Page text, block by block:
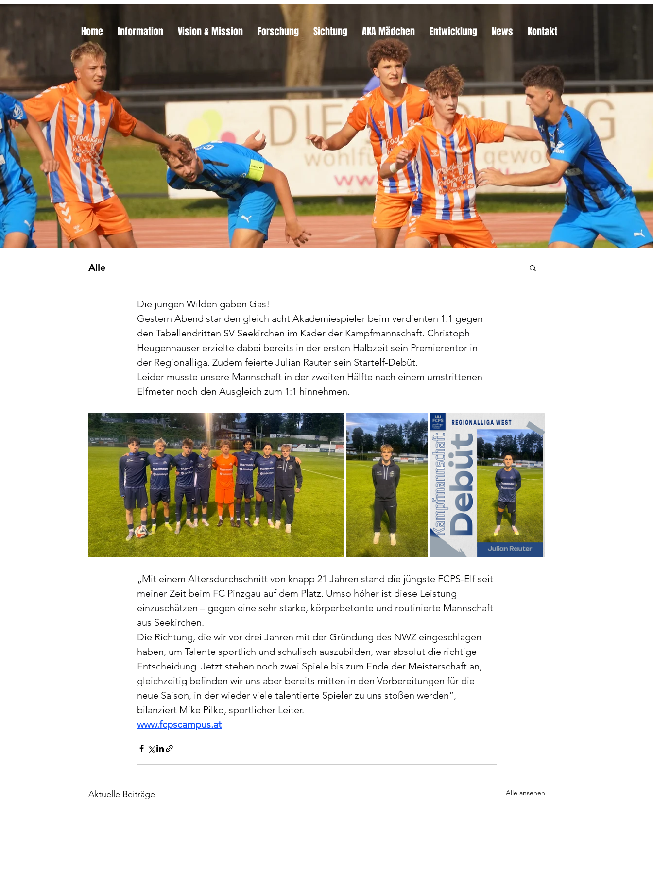
Home Information Vision & Mission Forschung Sichtung AKA Mädchen Entwicklung News Kontakt
Alle
Die jungen Wilden gaben Gas!
Gestern Abend standen gleich acht Akademiespieler beim verdienten 1:1 gegen
den Tabellendritten SV Seekirchen im Kader der Kampfmannschaft. Christoph
Heugenhauser erzielte dabei bereits in der ersten Halbzeit sein Premierentor in
der Regionalliga. Zudem feierte Julian Rauter sein Startelf-Debüt.
Leider musste unsere Mannschaft in der zweiten Hälfte nach einem umstrittenen
Elfmeter noch den Ausgleich zum 1:1 hinnehmen.
„Mit einem Altersdurchschnitt von knapp 21 Jahren stand die jüngste FCPS-Elf seit
meiner Zeit beim FC Pinzgau auf dem Platz. Umso höher ist diese Leistung
einzuschätzen – gegen eine sehr starke, körperbetonte und routinierte Mannschaft
aus Seekirchen.
Die Richtung, die wir vor drei Jahren mit der Gründung des NWZ eingeschlagen
haben, um Talente sportlich und schulisch auszubilden, war absolut die richtige
Entscheidung. Jetzt stehen noch zwei Spiele bis zum Ende der Meisterschaft an,
gleichzeitig befinden wir uns aber bereits mitten in den Vorbereitungen für die
neue Saison, in der wieder viele talentierte Spieler zu uns stoßen werden“,
bilanziert Mike Pilko, sportlicher Leiter.
www.fcpscampus.at
Aktuelle Beiträge Alle ansehen